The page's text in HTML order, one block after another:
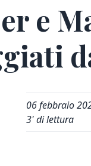
e
06 febbraio
3' di lettura